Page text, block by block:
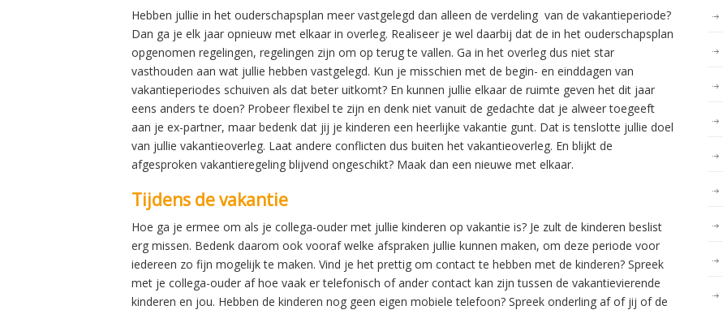
Hebben jullie in het ouderschapsplan meer vastgelegd dan alleen de verdeling van de vakantieperiode?
Dan ga je elk jaar opnieuw met elkaar in overleg. Realiseer je wel daarbij dat de in het ouderschapsplan
opgenomen regelingen, regelingen zijn om op terug te vallen. Ga in het overleg dus niet star
vasthouden aan wat jullie hebben vastgelegd. Kun je misschien met de begin- en einddagen van
vakantieperiodes schuiven als dat beter uitkomt? En kunnen jullie elkaar de ruimte geven het dit jaar
eens anders te doen? Probeer flexibel te zijn en denk niet vanuit de gedachte dat je alweer toegeeft
aan je ex-partner, maar bedenk dat jij je kinderen een heerlijke vakantie gunt. Dat is tenslotte jullie doel
van jullie vakantieoverleg. Laat andere conflicten dus buiten het vakantieoverleg. En blijkt de
afgesproken vakantieregeling blijvend ongeschikt? Maak dan een nieuwe met elkaar.
Tijdens de vakantie
Hoe ga je ermee om als je collega-ouder met jullie kinderen op vakantie is? Je zult de kinderen beslist
erg missen. Bedenk daarom ook vooraf welke afspraken jullie kunnen maken, om deze periode voor
iedereen zo fijn mogelijk te maken. Vind je het prettig om contact te hebben met de kinderen? Spreek
met je collega-ouder af hoe vaak er telefonisch of ander contact kan zijn tussen de vakantievierende
kinderen en jou. Hebben de kinderen nog geen eigen mobiele telefoon? Spreek onderling af of jij of de